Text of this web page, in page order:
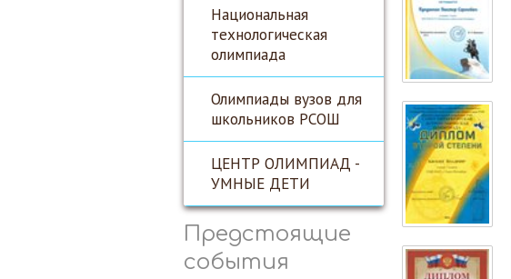
Национальная
технологическая
олимпиада
Олимпиады вузов для
школьников РСОШ
ЦЕНТР ОЛИМПИАД -
УМНЫЕ ДЕТИ
Предстоящие
события